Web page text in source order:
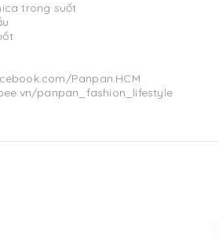
trong suốt
Panpan.HCM
panpan_fashion_lifestyle